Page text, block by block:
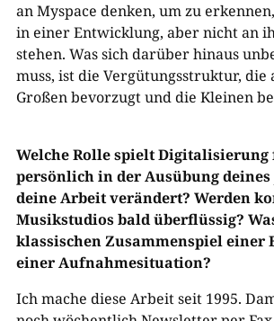
an Myspace denken, um zu
in einer Entwicklung, aber nicht an
stehen. Was sich darüber hinaus
muss, ist die Vergütungsstruktur, die
Großen bevorzugt und die Kleinen
Welche Rolle spielt
persönlich in der Ausübung deines
deine Arbeit verändert? Werden
Musikstudios bald überflüssig?
klassischen Zusammenspiel einer
einer Aufnahmesituation?
Ich mache diese Arbeit seit 1995.